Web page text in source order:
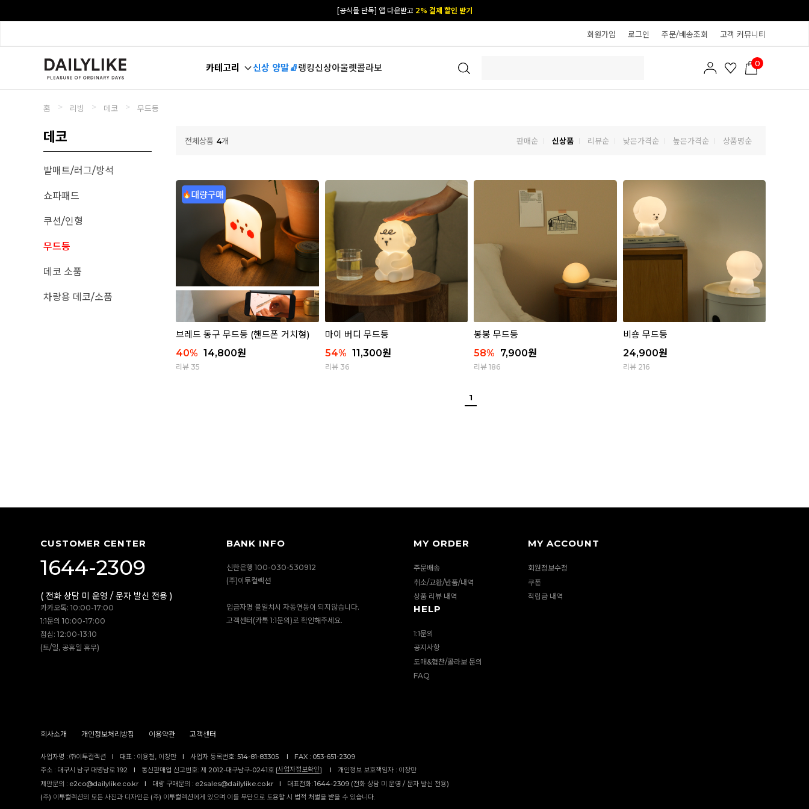
[공식몰 단독] 앱 다운받고 2% 결제 할인 받기
회원가입 로그인 주문/배송조회 고객 커뮤니티
카테고리 신상 양말🧦랭킹신상아울렛콜라보 0
홈 > 리빙 > 데코 > 무드등
데코
발매트/러그/방석
쇼파패드
쿠션/인형
무드등
데코 소품
차랑용 데코/소품
전체상품 4개 판매순 신상품 리뷰순 낮은가격순 높은가격순 상품명순
브레드 동구 무드등 (핸드폰 거치형)
40% 14,800원
리뷰 35
마이 버디 무드등
54% 11,300원
리뷰 36
봉봉 무드등
58% 7,900원
리뷰 186
비숑 무드등
24,900원
리뷰 216
1
CUSTOMER CENTER
1644-2309
( 전화 상담 미 운영 / 문자 발신 전용 )
카카오톡: 10:00-17:00
1:1문의 10:00-17:00
점심: 12:00-13:10
(토/일, 공휴일 휴무)
BANK INFO
신한은행 100-030-530912
(주)이투컬렉션
입금자명 불일치시 자동연동이 되지않습니다.
고객센터(카톡 1:1문의)로 확인해주세요.
MY ORDER
주문배송
취소/교환/반품/내역
상품 리뷰 내역
MY ACCOUNT
회원정보수정
쿠폰
적립금 내역
HELP
1:1문의
공지사항
도매&협찬/콜라보 문의
FAQ
회사소개 개인정보처리방침 이용약관 고객센터
사업자명 : ㈜이투컬렉션 I 대표 : 이용철, 이창만 I 사업자 등록번호: 514-81-83305 I
FAX : 053-651-2309
주소 : 대구시 남구 대명남로 192
I 통신판매업 신고번호: 제 2012-대구남구-0241호 [사업자정보확인] I
개인정보 보호책임자 : 이창만
제안문의 : e2co@dailylike.co.kr
I 대량 구매문의 : e2sales@dailylike.co.kr I
대표전화: 1644-2309 (전화 상담 미 운영 / 문자 발신 전용)
(주) 이투컬렉션의 모든 사진과 디자인은 (주) 이투컬렉션에게 있으며 이를 무단으로 도용할 시 법적 처벌을 받을 수 있습니다.